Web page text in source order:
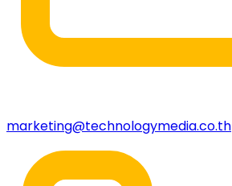
marketing@technologymedia.co.th